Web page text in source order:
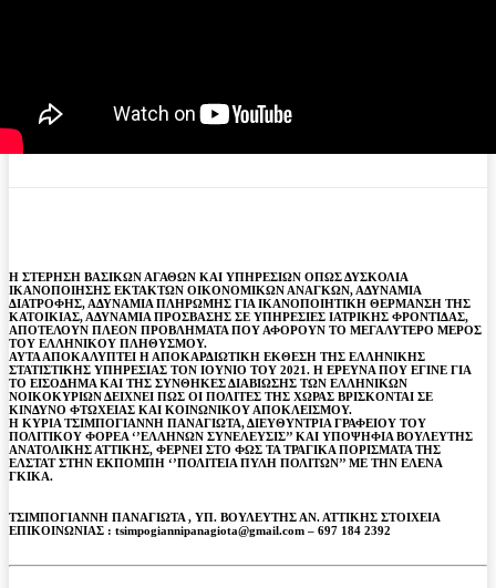
Η ΣΤΕΡΗΣΗ ΒΑΣΙΚΩΝ ΑΓΑΘΩΝ ΚΑΙ ΥΠΗΡΕΣΙΩΝ ΟΠΩΣ ΔΥΣΚΟΛΙΑ
ΙΚΑΝΟΠΟΙΗΣΗΣ ΕΚΤΑΚΤΩΝ ΟΙΚΟΝΟΜΙΚΩΝ ΑΝΑΓΚΩΝ, ΑΔΥΝΑΜΙΑ
ΔΙΑΤΡΟΦΗΣ, ΑΔΥΝΑΜΙΑ ΠΛΗΡΩΜΗΣ ΓΙΑ ΙΚΑΝΟΠΟΙΗΤΙΚΗ ΘΕΡΜΑΝΣΗ ΤΗΣ
ΚΑΤΟΙΚΙΑΣ, ΑΔΥΝΑΜΙΑ ΠΡΟΣΒΑΣΗΣ ΣΕ ΥΠΗΡΕΣΙΕΣ ΙΑΤΡΙΚΗΣ ΦΡΟΝΤΙΔΑΣ,
ΑΠΟΤΕΛΟΥΝ ΠΛΕΟΝ ΠΡΟΒΛΗΜΑΤΑ ΠΟΥ ΑΦΟΡΟΥΝ ΤΟ ΜΕΓΑΛΥΤΕΡΟ ΜΕΡΟΣ
ΤΟΥ ΕΛΛΗΝΙΚΟΥ ΠΛΗΘΥΣΜΟΥ.
ΑΥΤΑ ΑΠΟΚΑΛΥΠΤΕΙ Η ΑΠΟΚΑΡΔΙΩΤΙΚΗ ΕΚΘΕΣΗ ΤΗΣ ΕΛΛΗΝΙΚΗΣ
ΣΤΑΤΙΣΤΙΚΗΣ ΥΠΗΡΕΣΙΑΣ ΤΟΝ ΙΟΥΝΙΟ ΤΟΥ 2021. Η ΕΡΕΥΝΑ ΠΟΥ ΕΓΙΝΕ ΓΙΑ
ΤΟ ΕΙΣΟΔΗΜΑ ΚΑΙ ΤΗΣ ΣΥΝΘΗΚΕΣ ΔΙΑΒΙΩΣΗΣ ΤΩΝ ΕΛΛΗΝΙΚΩΝ
ΝΟΙΚΟΚΥΡΙΩΝ ΔΕΙΧΝΕΙ ΠΩΣ ΟΙ ΠΟΛΙΤΕΣ ΤΗΣ ΧΩΡΑΣ ΒΡΙΣΚΟΝΤΑΙ ΣΕ
ΚΙΝΔΥΝΟ ΦΤΩΧΕΙΑΣ ΚΑΙ ΚΟΙΝΩΝΙΚΟΥ ΑΠΟΚΛΕΙΣΜΟΥ.
Η ΚΥΡΙΑ ΤΣΙΜΠΟΓΙΑΝΝΗ ΠΑΝΑΓΙΩΤΑ, ΔΙΕΥΘΥΝΤΡΙΑ ΓΡΑΦΕΙΟΥ ΤΟΥ
ΠΟΛΙΤΙΚΟΥ ΦΟΡΕΑ ‘’ΕΛΛΗΝΩΝ ΣΥΝΕΛΕΥΣΙΣ’’ ΚΑΙ ΥΠΟΨΗΦΙΑ ΒΟΥΛΕΥΤΗΣ
ΑΝΑΤΟΛΙΚΗΣ ΑΤΤΙΚΗΣ, ΦΕΡΝΕΙ ΣΤΟ ΦΩΣ ΤΑ ΤΡΑΓΙΚΑ ΠΟΡΙΣΜΑΤΑ ΤΗΣ
ΕΛΣΤΑΤ ΣΤΗΝ ΕΚΠΟΜΠΗ ‘’ΠΟΛΙΤΕΙΑ ΠΥΛΗ ΠΟΛΙΤΩΝ’’ ΜΕ ΤΗΝ ΕΛΕΝΑ
ΓΚΙΚΑ.
ΤΣΙΜΠΟΓΙΑΝΝΗ ΠΑΝΑΓΙΩΤΑ , ΥΠ. ΒΟΥΛΕΥΤΗΣ ΑΝ. ΑΤΤΙΚΗΣ ΣΤΟΙΧΕΙΑ
ΕΠΙΚΟΙΝΩΝΙΑΣ : tsimpogiannipanagiota@gmail.com – 697 184 2392